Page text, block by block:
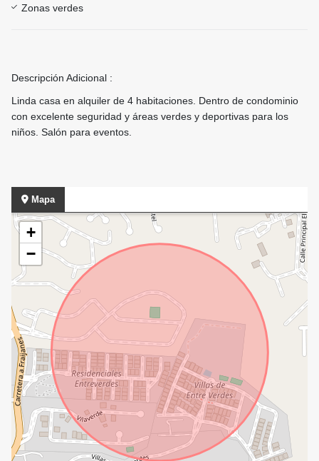
Zonas verdes
Descripción Adicional :
Linda casa en alquiler de 4 habitaciones. Dentro de condominio
con excelente seguridad y áreas verdes y deportivas para los
niños. Salón para eventos.
Mapa
+
−